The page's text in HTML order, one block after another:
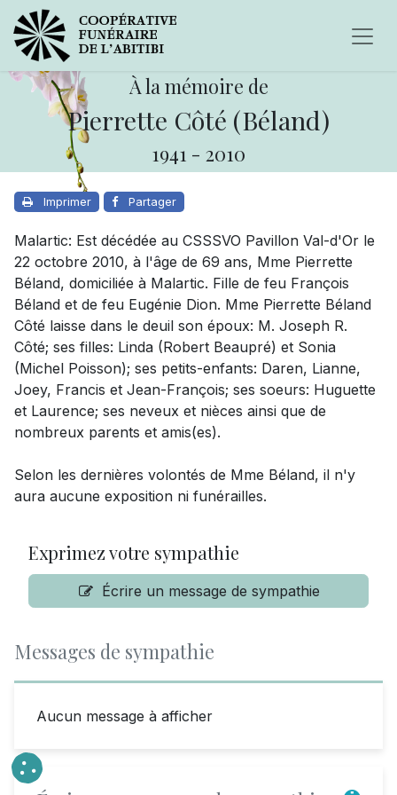
À la mémoire de
Pierrette Côté (Béland)
1941 - 2010
Imprimer Partager
Malartic: Est décédée au CSSSVO Pavillon Val-d'Or le
22 octobre 2010, à l'âge de 69 ans, Mme Pierrette
Béland, domiciliée à Malartic. Fille de feu François
Béland et de feu Eugénie Dion. Mme Pierrette Béland
Côté laisse dans le deuil son époux: M. Joseph R.
Côté; ses filles: Linda (Robert Beaupré) et Sonia
(Michel Poisson); ses petits-enfants: Daren, Lianne,
Joey, Francis et Jean-François; ses soeurs: Huguette
et Laurence; ses neveux et nièces ainsi que de
nombreux parents et amis(es).
Selon les dernières volontés de Mme Béland, il n'y
aura aucune exposition ni funérailles.
Exprimez votre sympathie
Écrire un message de sympathie
Messages de sympathie
Aucun message à afficher